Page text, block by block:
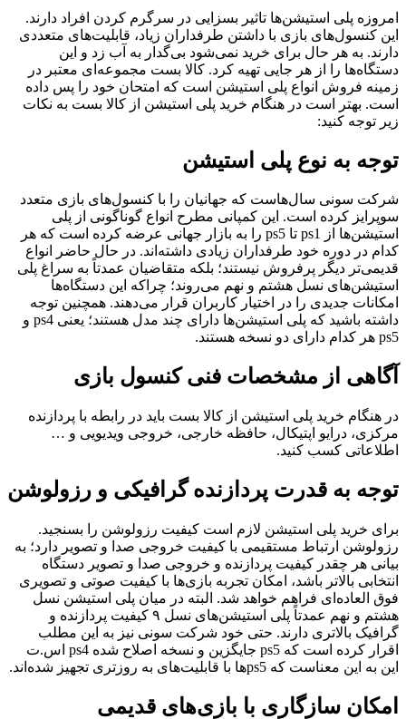
امروزه پلی استیشن‌ها تاثیر بسزایی در سرگرم کردن افراد دارند.
این کنسول‌های بازی با داشتن طرفداران زیاد، قابلیت‌های متعددی
دارند. به هر حال برای خرید نمی‌شود بی‌گدار به آب زد و این
دستگاه‌ها را از هر جایی تهیه کرد. کالا بست مجموعه‌ای معتبر در
زمینه فروش انواع پلی استیشن است که امتحان خود را پس داده
است. بهتر است در هنگام خرید پلی استیشن از کالا بست به نکات
زیر توجه کنید:
توجه به نوع پلی استیشن
شرکت سونی سال‌هاست که جهانیان را با کنسول‌های بازی متعدد
سوپرایز کرده است. این کمپانی مطرح انواع گوناگونی از پلی
استیشن‌ها از ps1 تا ps5 را به بازار جهانی عرضه کرده است که هر
کدام در دوره خود طرفداران زیادی داشته‌اند. در حال حاضر انواع
قدیمی‌تر دیگر پرفروش نیستند؛ بلکه متقاضیان عمدتاً به سراغ پلی
استیشن‌های نسل هشتم و نهم می‌روند؛ چراکه این دستگاه‌ها
امکانات جدیدی را در اختیار کاربران قرار می‌دهند. همچنین توجه
داشته باشید که پلی استیشن‌ها دارای چند مدل هستند؛ یعنی ps4 و
ps5 هر کدام دارای دو نسخه هستند.
آگاهی از مشخصات فنی کنسول بازی
در هنگام خرید پلی استیشن از کالا بست باید در رابطه با پردازنده
مرکزی، درایو اپتیکال، حافظه خارجی، خروجی ویدیویی و …
اطلاعاتی کسب کنید.
توجه به قدرت پردازنده گرافیکی و رزولوشن
برای خرید پلی استیشن لازم است کیفیت رزولوشن را بسنجید.
رزولوشن ارتباط مستقیمی با کیفیت خروجی صدا و تصویر دارد؛ به
بیانی هر چقدر کیفیت پردازنده و خروجی صدا و تصویر دستگاه
انتخابی بالاتر باشد، امکان تجربه بازی‌ها با کیفیت صوتی و تصویری
فوق العاده‌ای فراهم خواهد شد. البته در میان پلی استیشن نسل
هشتم و نهم عمدتاً پلی استیشن‌های نسل ۹ کیفیت پردازنده و
گرافیک بالاتری دارند. حتی خود شرکت سونی نیز به این مطلب
اقرار کرده است که ps5 جایگزین و نسخه اصلاح شده ps4 اس.ت
این به این معناست که ‌ps5ها با قابلیت‌های به روزتری تجهیز شده‌اند.
امکان سازگاری با بازی‌های قدیمی